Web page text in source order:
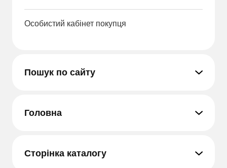
Особистий кабінет покупця
Пошук по сайту
Головна
Сторінка каталогу